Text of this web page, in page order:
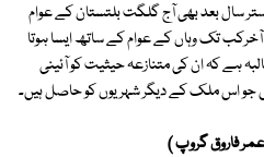
سال بعد بھی آج گلگت بلتستان کے عوام
آخرکب تک وہاں کے عوام کے ساتھ ایسا ہوتا
ہے کہ ان کی متنازعہ حیثیت کو آئینی
جو اس ملک کے دیگر شہریوں کو حاصل ہیں۔
فاروق گروپ )